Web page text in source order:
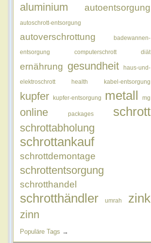
aluminium autoentsorgung
autoschrott-entsorgung
autoverschrottung badewannen-
entsorgung computerschrott diät
ernährung gesundheit haus-und-
elektroschrott health kabel-entsorgung
kupfer kupfer-entsorgung metall mg
online packages schrott
schrottabholung
schrottankauf
schrottdemontage
schrottentsorgung
schrotthandel
schrotthändler umrah zink
zinn
Populäre Tags →